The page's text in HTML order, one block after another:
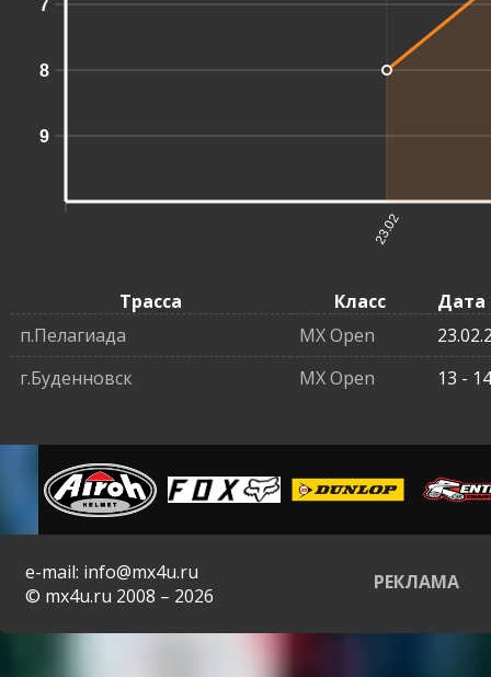
7
8
9
23.02
Трасса Класс
Дата
п.Пелагиада
MX Open
г.Буденновск
MX Open 13 -
e-mail: info@mx4u.ru
© mx4u.ru 2008 – 2026
РЕКЛАМА